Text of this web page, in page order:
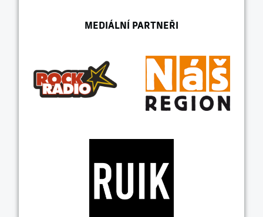
MEDIÁLNÍ PARTNEŘI